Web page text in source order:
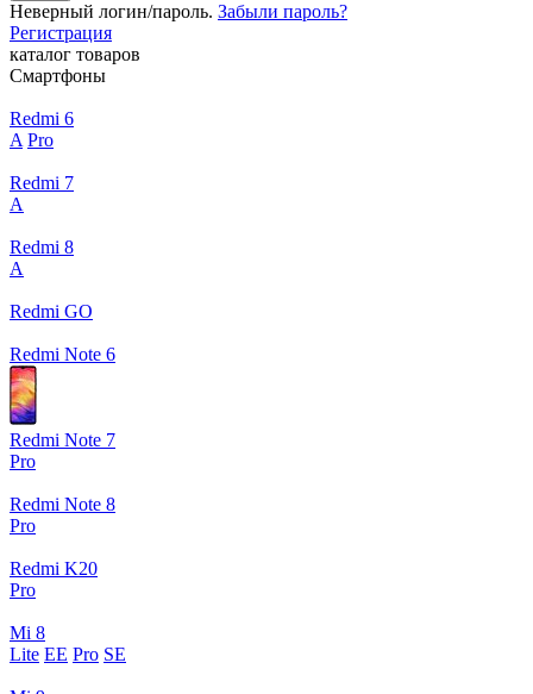
Неверный логин/пароль. Забыли пароль?
Регистрация
каталог товаров
Смартфоны
Redmi 6
A Pro
Redmi 7
A
Redmi 8
A
Redmi GO
Redmi Note 6
Redmi Note 7
Pro
Redmi Note 8
Pro
Redmi K20
Pro
Mi 8
Lite EE Pro SE